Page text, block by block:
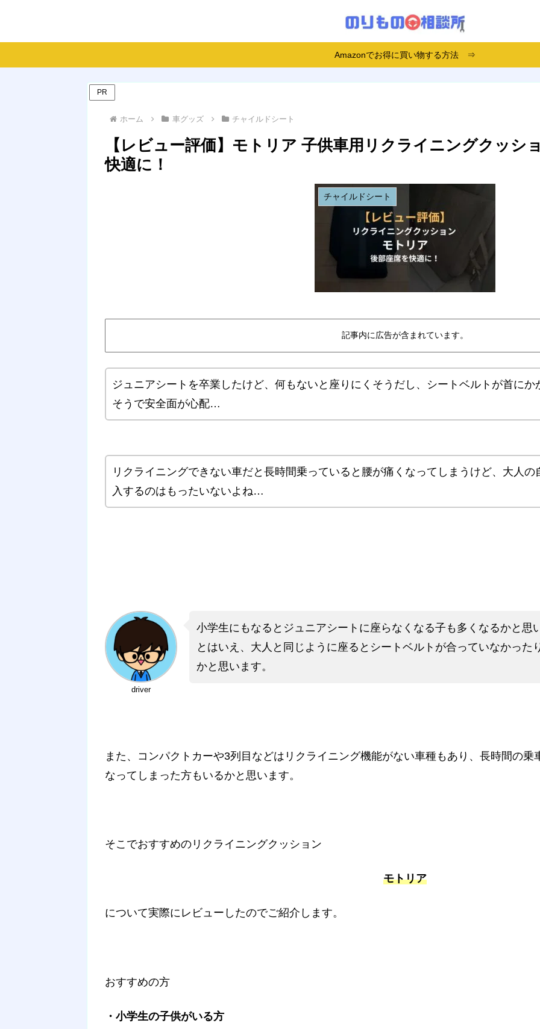
Amazonでお得に買い物する方法 ⇒
PR
ホーム 車グッズ チャイルドシート
【レビュー評価】モトリア 子供車用リクライニングクッシ
快適に！
チャイルドシート
記事内に広告が含まれています。
ジュニアシートを卒業したけど、何もないと座りにくそうだし、シートベルトが首にか
そうで安全面が心配…
リクライニングできない車だと長時間乗っていると腰が痛くなってしまうけど、大人の
入するのはもったいないよね…
driver
小学生にもなるとジュニアシートに座らなくなる子も多くなるかと思
とはいえ、大人と同じように座るとシートベルトが合っていなかった
かと思います。
また、コンパクトカーや3列目などはリクライニング機能がない車種もあり、長時間の
なってしまった方もいるかと思います。
そこでおすすめのリクライニングクッション
モトリア
について実際にレビューしたのでご紹介します。
おすすめの方
・小学生の子供がいる方